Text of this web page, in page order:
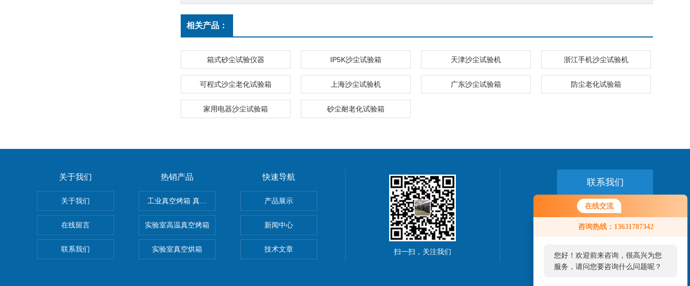
在线交流
咨询热线：13631787342
您好！欢迎前来咨询，很高兴为您
服务，请问您要咨询什么问题呢？
您好，看您停留很久了，是否找到
了需求产品，您可以直接在线与我
相关产品：
箱式砂尘试验仪器 IP5K沙尘试验箱 天津沙尘试验机 浙江手机沙尘试验机
可程式沙尘老化试验箱 上海沙尘试验机 广东沙尘试验箱 防尘老化试验箱
家用电器沙尘试验箱 砂尘耐老化试验箱
关于我们
关于我们
在线留言
联系我们
热销产品
工业真空烤箱 真空烘箱
实验室高温真空烤箱
实验室真空烘箱
快速导航
产品展示
新闻中心
技术文章 扫一扫，关注我们
联系我们
24小时热线：
0769-89775458